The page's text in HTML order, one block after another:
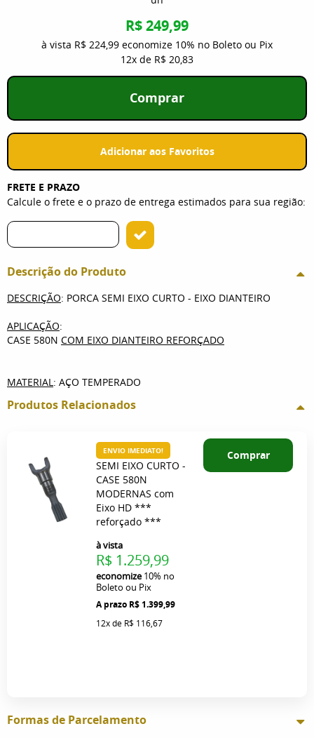
R$ 249,99
à vista R$ 224,99 economize 10% no Boleto ou Pix
12x de R$ 20,83
Comprar
Adicionar aos Favoritos
FRETE E PRAZO
Calcule o frete e o prazo de entrega estimados para sua região:
Descrição do Produto
DESCRIÇÃO: PORCA SEMI EIXO CURTO - EIXO DIANTEIRO
APLICAÇÃO:
CASE 580N COM EIXO DIANTEIRO REFORÇADO
MATERIAL : AÇO TEMPERADO
Produtos Relacionados
SEMI EIXO CURTO -
CASE 580N
MODERNAS com
Eixo HD ***
reforçado ***
R$ 1.399,99
à vista
R$ 1.259,99
economize10% no
Boleto ou Pix
12xde R$ 116,67
ENVIO IMEDIATO! Comprar
Formas de Parcelamento